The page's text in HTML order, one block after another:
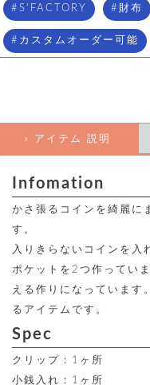
S'FACTORY 財布
カスタムオーダー可能
» アイテム 説明
Infomation
かさ張るコインを綺麗に
す。
入りきらないコインを入
ポケットを2つ作ってい
える作りになっています
るアイテムです。
Spec
クリップ：1ヶ所
小銭入れ：1ヶ所